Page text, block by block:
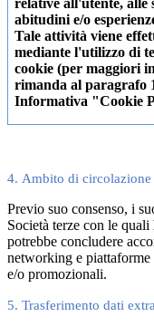
abitudini e/o
Tale attività viene
mediante l'utilizzo di
cookie (per maggiori
rimanda al paragrafo
Informativa "Cookie
4. Ambito di circolazione
Previo suo consenso, i
Società terze con le quali
potrebbe concludere
networking e
e/o promozionali.
5. Trasferimento dati